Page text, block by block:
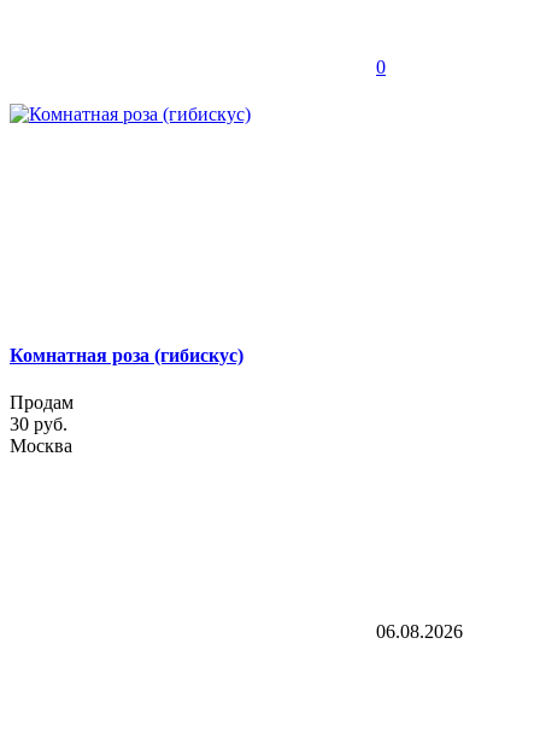
0
Комнатная роза (гибискус)
Продам
30 руб.
Москва
06.08.2026